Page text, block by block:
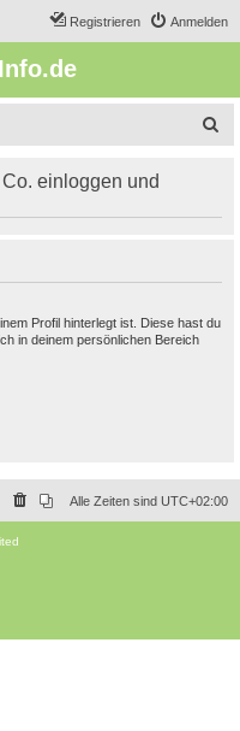
Anmelden
Registrieren
einloggen und
Profil hinterlegt ist. Diese hast du
in deinem persönlichen Bereich
Alle Zeiten sind UTC+02:00